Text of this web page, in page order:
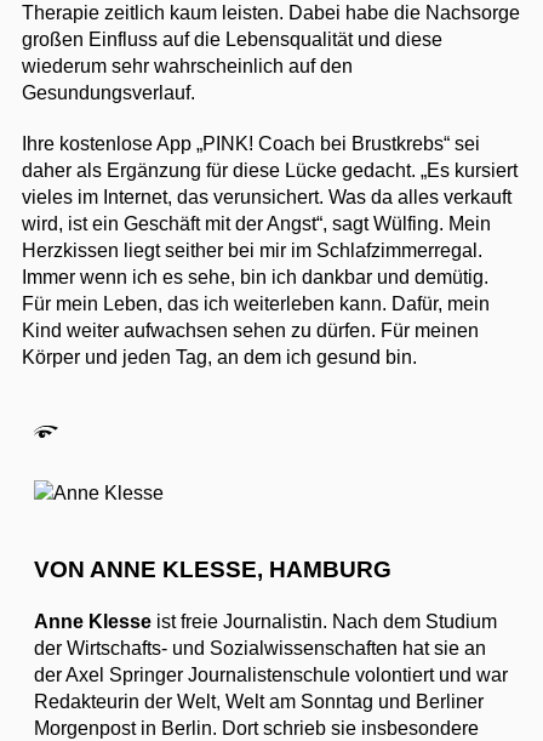
Therapie zeitlich kaum leisten. Dabei habe die Nachsorge
großen Einfluss auf die Lebensqualität und diese
wiederum sehr wahrscheinlich auf den
Gesundungsverlauf.
Ihre kostenlose App „PINK! Coach bei Brustkrebs“ sei
daher als Ergänzung für diese Lücke gedacht. „Es kursiert
vieles im Internet, das verunsichert. Was da alles verkauft
wird, ist ein Geschäft mit der Angst“, sagt Wülfing. Mein
Herzkissen liegt seither bei mir im Schlafzimmerregal.
Immer wenn ich es sehe, bin ich dankbar und demütig.
Für mein Leben, das ich weiterleben kann. Dafür, mein
Kind weiter aufwachsen sehen zu dürfen. Für meinen
Körper und jeden Tag, an dem ich gesund bin.
VON ANNE KLESSE, HAMBURG
Anne Klesse ist freie Journalistin. Nach dem Studium
der Wirtschafts- und Sozialwissenschaften hat sie an
der Axel Springer Journalistenschule volontiert und war
Redakteurin der Welt, Welt am Sonntag und Berliner
Morgenpost in Berlin. Dort schrieb sie insbesondere